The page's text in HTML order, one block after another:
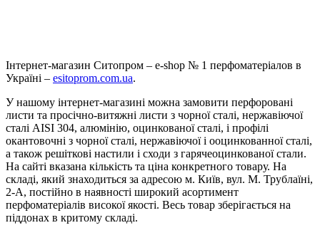
Інтернет-магазин Ситопром – e-shop № 1 перфоматеріалов в
Україні – esitoprom.com.ua.
У нашому інтернет-магазині можна замовити перфоровані
листи та просічно-витяжні листи з чорної сталі, нержавіючої
сталі AISI 304, алюмінію, оцинкованої сталі, і профілі
окантовочні з чорної сталі, нержавіючої і ооцинкованної сталі,
а також решіткові настили і сходи з гарячеоцинкованої стали.
На сайті вказана кількість та ціна конкретного товару. На
складі, який знаходиться за адресою м. Київ, вул. М. Трублаїні,
2-А, постійно в наявності широкий асортимент
перфоматеріалів високої якості. Весь товар зберігається на
піддонах в критому складі.